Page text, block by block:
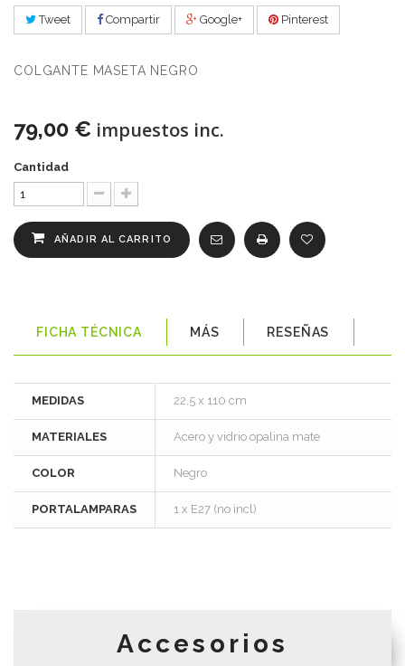
Tweet Compartir Google+ Pinterest
COLGANTE MASETA NEGRO
79,00 € impuestos inc.
Cantidad
AÑADIR AL CARRITO
FICHA TÉCNICA MÁS RESEÑAS
MEDIDAS 22,5 x 110 cm
MATERIALES Acero y vidrio opalina mate
COLOR Negro
PORTALAMPARAS 1 x E27 (no incl)
Accesorios